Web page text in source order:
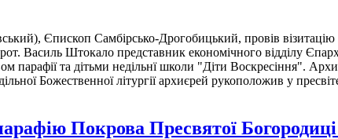
Єпископ Самбірсько-Дрогобицький, провів
Василь Штокало представник економічного відділу
парафії та дітьми недільнї школи "Діти Воскресіння".
Божественної літургії архиєрей рукоположив у
Покрова Пресвятої